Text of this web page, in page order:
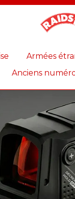
Armées
Anciens